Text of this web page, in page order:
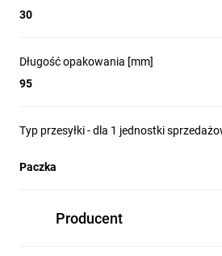
30
Długość opakowania [mm]
95
Typ przesyłki - dla 1 jednostki
Paczka
Producent